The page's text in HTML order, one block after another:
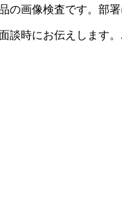
画像検査です。部
談時にお伝えします。